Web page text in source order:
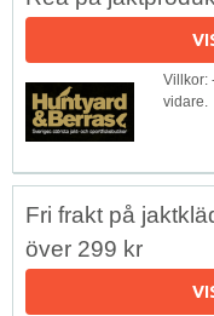
Villkor:
vidare.
Fri frakt på
över 299 kr